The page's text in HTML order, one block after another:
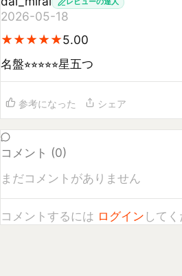
★
★★
★★
★★
★★
★5.00
参考になった シェア
コメント (0
まだコメントがありません
コメントするにはログイン してくだ